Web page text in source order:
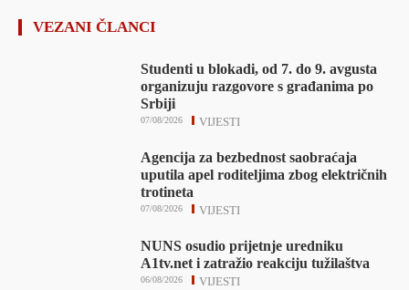
VEZANI ČLANCI
Studenti u blokadi, od 7. do 9. avgusta
organizuju razgovore s građanima po
Srbiji
VIJESTI
07/08/2026
Agencija za bezbednost saobraćaja
uputila apel roditeljima zbog električnih
trotineta
VIJESTI
07/08/2026
NUNS osudio prijetnje uredniku
A1tv.net i zatražio reakciju tužilaštva
VIJESTI
06/08/2026